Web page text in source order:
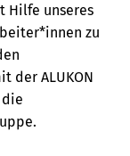
Hilfe unseres
zu
der ALUKON
die